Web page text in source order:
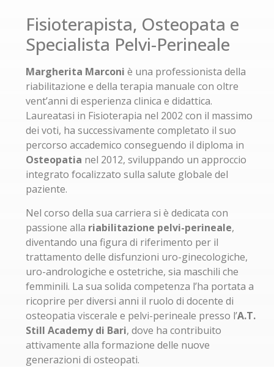
Fisioterapista, Osteopata e
Specialista Pelvi-Perineale
Margherita Marconi è una professionista della
riabilitazione e della terapia manuale con oltre
vent’anni di esperienza clinica e didattica.
Laureatasi in Fisioterapia nel 2002 con il massimo
dei voti, ha successivamente completato il suo
percorso accademico conseguendo il diploma in
Osteopatia nel 2012, sviluppando un approccio
integrato focalizzato sulla salute globale del
paziente.
Nel corso della sua carriera si è dedicata con
passione alla riabilitazione pelvi-perineale,
diventando una figura di riferimento per il
trattamento delle disfunzioni uro-ginecologiche,
uro-andrologiche e ostetriche, sia maschili che
femminili. La sua solida competenza l’ha portata a
ricoprire per diversi anni il ruolo di docente di
osteopatia viscerale e pelvi-perineale presso l’A.T.
Still Academy di Bari, dove ha contribuito
attivamente alla formazione delle nuove
generazioni di osteopati.